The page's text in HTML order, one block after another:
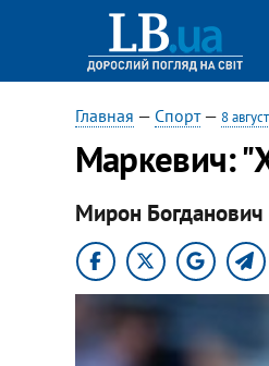
Главная — Спорт— 8
Маркевич:
Мирон Богданович